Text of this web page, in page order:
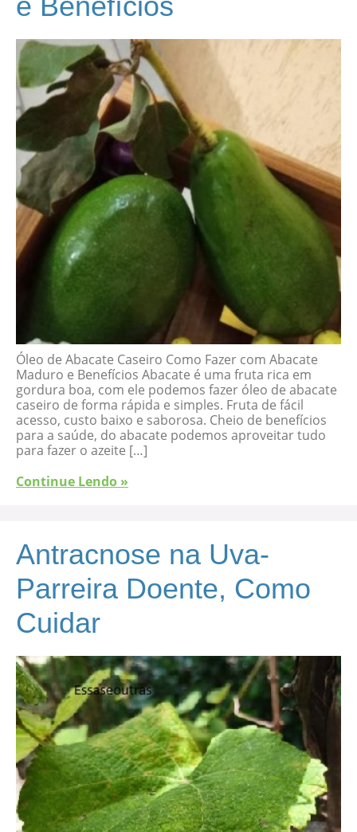
Óleo de Abacate Caseiro Como Fazer com Abacate
Maduro e Benefícios Abacate é uma fruta rica em
gordura boa, com ele podemos fazer óleo de abacate
caseiro de forma rápida e simples. Fruta de fácil
acesso, custo baixo e saborosa. Cheio de benefícios
para a saúde, do abacate podemos aproveitar tudo
para fazer o azeite […]
Continue Lendo »
Antracnose na Uva-
Parreira Doente, Como
Cuidar